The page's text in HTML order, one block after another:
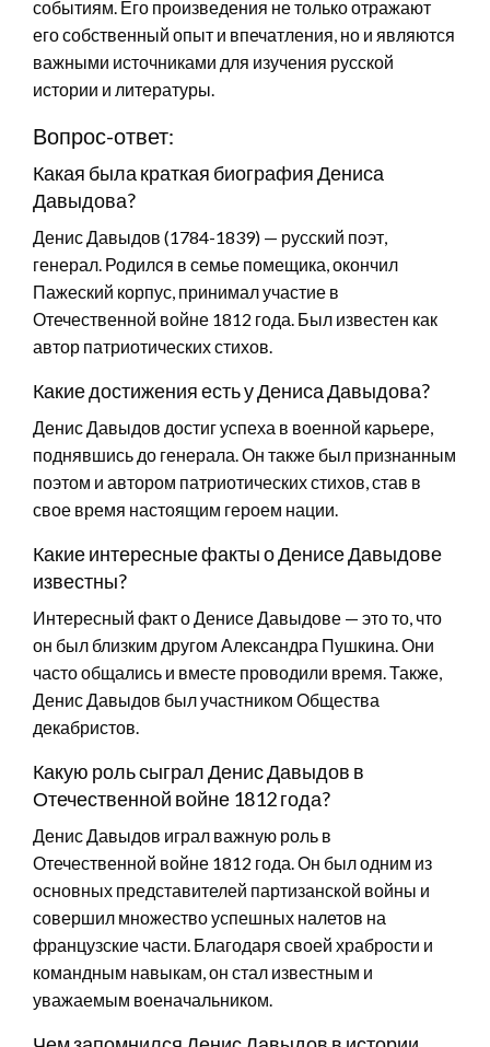
событиям. Его произведения не только отражают
его собственный опыт и впечатления, но и являются
важными источниками для изучения русской
истории и литературы.
Вопрос-ответ:
Какая была краткая биография Дениса
Давыдова?
Денис Давыдов (1784-1839) — русский поэт,
генерал. Родился в семье помещика, окончил
Пажеский корпус, принимал участие в
Отечественной войне 1812 года. Был известен как
автор патриотических стихов.
Какие достижения есть у Дениса Давыдова?
Денис Давыдов достиг успеха в военной карьере,
поднявшись до генерала. Он также был признанным
поэтом и автором патриотических стихов, став в
свое время настоящим героем нации.
Какие интересные факты о Денисе Давыдове
известны?
Интересный факт о Денисе Давыдове — это то, что
он был близким другом Александра Пушкина. Они
часто общались и вместе проводили время. Также,
Денис Давыдов был участником Общества
декабристов.
Какую роль сыграл Денис Давыдов в
Отечественной войне 1812 года?
Денис Давыдов играл важную роль в
Отечественной войне 1812 года. Он был одним из
основных представителей партизанской войны и
совершил множество успешных налетов на
французские части. Благодаря своей храбрости и
командным навыкам, он стал известным и
уважаемым военачальником.